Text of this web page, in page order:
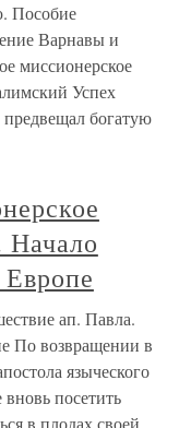
Пособие
Варнавы и
миссионерское
Успех
богатую
Начало
ап. Павла.
По возвращении в
языческого
посетить
в плодах своей